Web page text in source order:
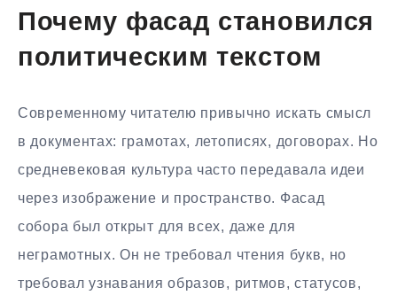
Почему фасад становился
политическим текстом
Современному читателю привычно искать смысл
в документах: грамотах, летописях, договорах. Но
средневековая культура часто передавала идеи
через изображение и пространство. Фасад
собора был открыт для всех, даже для
неграмотных. Он не требовал чтения букв, но
требовал узнавания образов, ритмов, статусов,